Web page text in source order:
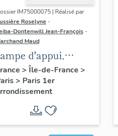
IM75000075 | Réalisé par
Roselyne -
Dontenwill Jean-François -
Maud
d'appui,
de la maison
porte cochère (non
> Île-de-France >
> Paris 1er